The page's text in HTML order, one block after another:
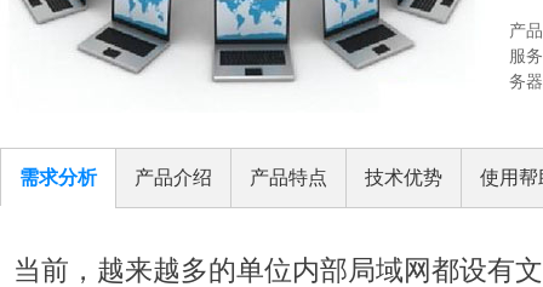
产
服
务
需求分析 产品介绍 产品特点 技术优势 使用帮
当前，越来越多的单位内部局域网都设有